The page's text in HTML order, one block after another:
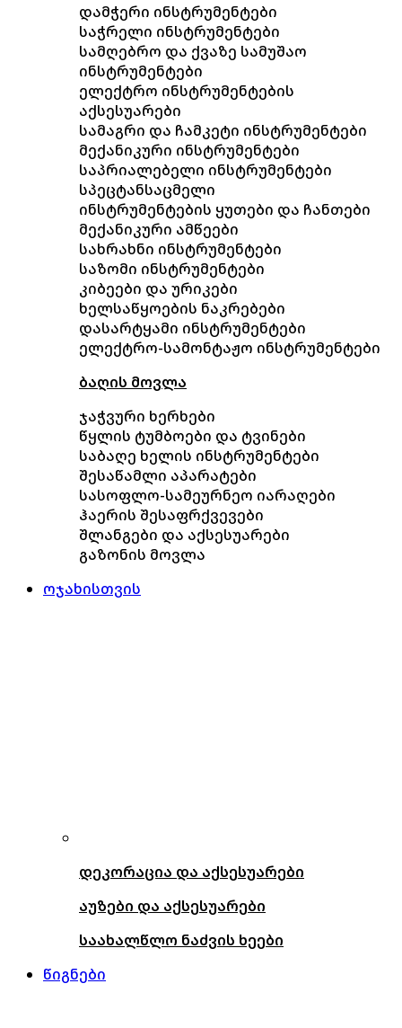
დამჭერი ინსტრუმენტები
საჭრელი ინსტრუმენტები
სამღებრო და ქვაზე სამუშაო
ინსტრუმენტები
ელექტრო ინსტრუმენტების
აქსესუარები
სამაგრი და ჩამკეტი ინსტრუმენტები
მექანიკური ინსტრუმენტები
საპრიალებელი ინსტრუმენტები
სპეცტანსაცმელი
ინსტრუმენტების ყუთები და ჩანთები
მექანიკური ამწეები
სახრახნი ინსტრუმენტები
საზომი ინსტრუმენტები
კიბეები და ურიკები
ხელსაწყოების ნაკრებები
დასარტყამი ინსტრუმენტები
ელექტრო-სამონტაჟო ინსტრუმენტები
ბაღის მოვლა
ჯაჭვური ხერხები
წყლის ტუმბოები და ტვინები
საბაღე ხელის ინსტრუმენტები
შესაწამლი აპარატები
სასოფლო-სამეურნეო იარაღები
ჰაერის შესაფრქვევები
შლანგები და აქსესუარები
გაზონის მოვლა
ოჯახისთვის
დეკორაცია და აქსესუარები
აუზები და აქსესუარები
საახალწლო ნაძვის ხეები
წიგნები